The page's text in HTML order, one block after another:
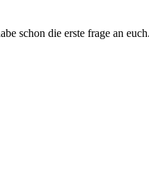
schon die erste frage an